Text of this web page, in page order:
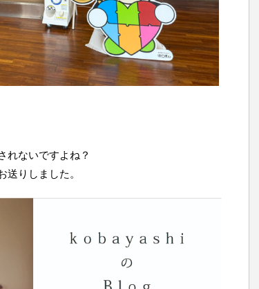
れないですよね？
送りしました。